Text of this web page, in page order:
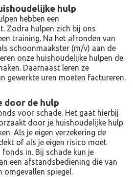
hulp
hebben een
Zodra hulpen zich bij ons
training. Na het afronden van
schoonmaakster (m/v) aan de
onze huishoudelijke hulpen de
Daarnaast leren ze
gewerkte uren moeten factureren.
door de hulp
voor schade. Het gaat hierbij
door je huishoudelijke hulp
Als je eigen verzekering de
of als je eigen risico moet
fonds in. Bij schade kun je
een afstandsbediening die van
omgevallen spiegel.